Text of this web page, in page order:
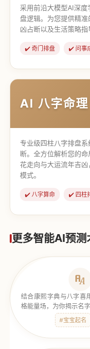
采用前沿大模型AI深
盘逻辑。为您提供精
凶占断以及生活策略指
✔️ 奇门排盘 ✔️ 问事
【道家奇门】
AI 八字命理
专业级四柱八字排盘
断。全方位解析您的
花走向与大运流年吉
模式。
✔️ 八字算命 ✔️ 四柱
更多智能AI预测
结合康熙字典与八字喜
格能量场，为你揭示名
#宝宝起名